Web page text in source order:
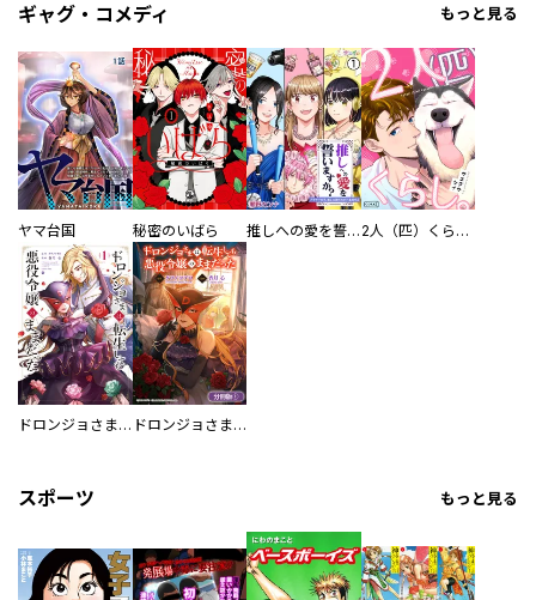
ギャグ・コメディ もっと見る
ヤマ台国 秘密のいばら 推しへの愛を誓いますか？～アラサー女子、推しは逃げぬが人生逃げる～ 2人（匹）くらし。
ドロンジョさまは転生しても悪役令嬢のままだった ドロンジョさまは転生しても悪役令嬢のままだった【分冊版】
スポーツ もっと見る